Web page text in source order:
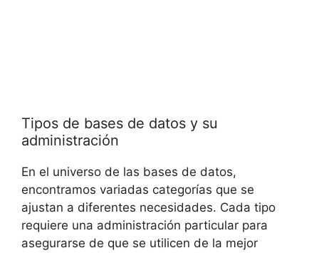
Tipos de bases de datos y su
administración
En el universo de las bases de datos,
encontramos variadas categorías que se
ajustan a diferentes necesidades. Cada tipo
requiere una administración particular para
asegurarse de que se utilicen de la mejor